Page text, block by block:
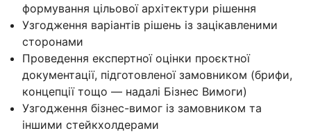
формування цільової архітектури рішення
Узгодження варіантів рішень із зацікавленими
сторонами
Проведення експертної оцінки проєктної
документації, підготовленої замовником (брифи,
концепції тощо — надалі Бізнес Вимоги)
Узгодження бізнес-вимог із замовником та
іншими стейкхолдерами